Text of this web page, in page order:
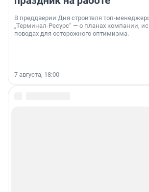
В преддверии Дня строителя топ-
„Терминал-Ресурс“ — о планах компании,
поводах для осторожного оптимизма.
7 августа, 18:00